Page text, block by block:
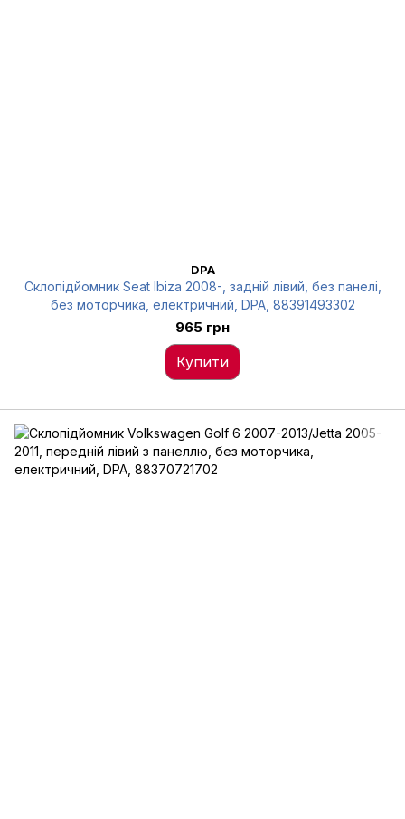
DPA
Склопідйомник Seat Ibiza 2008-, задній лівий, без панелі,
без моторчика, електричний, DPA, 88391493302
965 грн
Купити